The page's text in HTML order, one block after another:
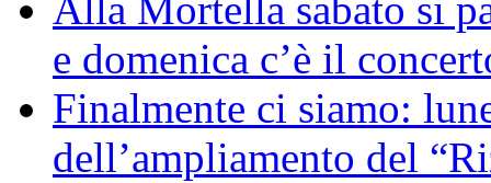
e domenica c’è il
Finalmente ci siamo:
dell’ampliamento del